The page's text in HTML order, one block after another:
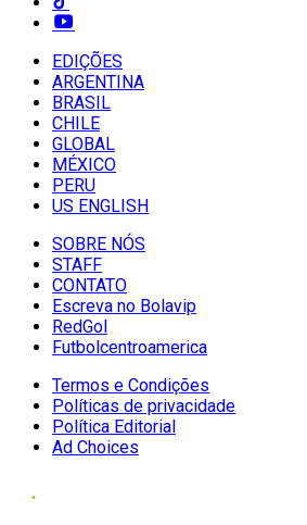
EDIÇÕES
ARGENTINA
BRASIL
CHILE
GLOBAL
MÉXICO
PERU
US ENGLISH
SOBRE NÓS
STAFF
CONTATO
Escreva no Bolavip
RedGol
Futbolcentroamerica
Termos e Condições
Políticas de privacidade
Política Editorial
Ad Choices